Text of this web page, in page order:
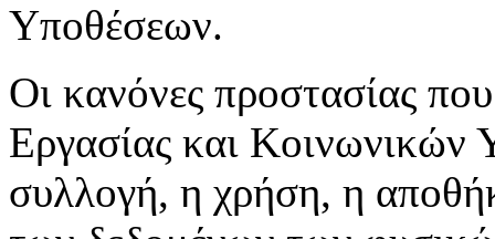
Υποθέσεων.
Οι κανόνες προστασίας
Εργασίας και Κοινωνικών
συλλογή, η χρήση, η